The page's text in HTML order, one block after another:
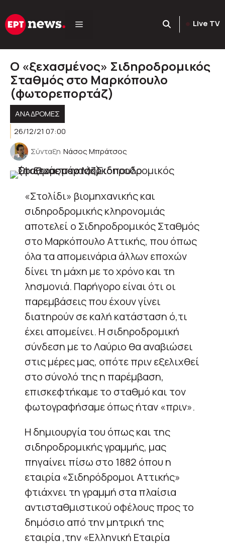
σε
περιεχόμενο
Live TV
Ο «ξεχασμένος» Σιδηροδρομικός
Σταθμός στο Μαρκόπουλο
(φωτορεπορτάζ)
ΑΝΑΔΡΟΜΈΣ
26/12/21 07:00
Σύνταξη Νάσος Μπράτσος
«Στολίδι» βιομηχανικής και
σιδηροδρομικής κληρονομιάς
αποτελεί ο Σιδηροδρομικός Σταθμός
στο Μαρκόπουλο Αττικής, που όπως
όλα τα απομεινάρια άλλων εποχών
δίνει τη μάχη με το χρόνο και τη
λησμονιά. Παρήγορο είναι ότι οι
παρεμβάσεις που έχουν γίνει
διατηρούν σε καλή κατάσταση ό,τι
έχει απομείνει. Η σιδηροδρομική
σύνδεση με το Λαύριο θα αναβιώσει
στις μέρες μας, οπότε πριν εξελιχθεί
στο σύνολό της η παρέμβαση,
επισκεφτήκαμε το σταθμό και τον
φωτογραφήσαμε όπως ήταν «πριν».
Η δημιουργία του όπως και της
σιδηροδρομικής γραμμής, μας
πηγαίνει πίσω στο 1882 όπου η
εταιρία «Σιδηρόδρομοι Αττικής»
φτιάχνει τη γραμμή στα πλαίσια
αντισταθμιστικού οφέλους προς το
δημόσιο από την μητρική της
εταιρία ,την «Ελληνική Εταιρία